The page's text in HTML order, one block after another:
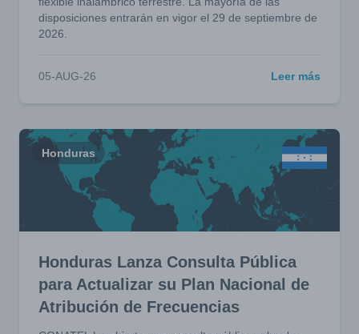
disposiciones entrarán en vigor el 29 de septiembre de
2026.
05-AUG-26 Leer más
Honduras
Honduras Lanza Consulta Pública
para Actualizar su Plan Nacional de
Atribución de Frecuencias